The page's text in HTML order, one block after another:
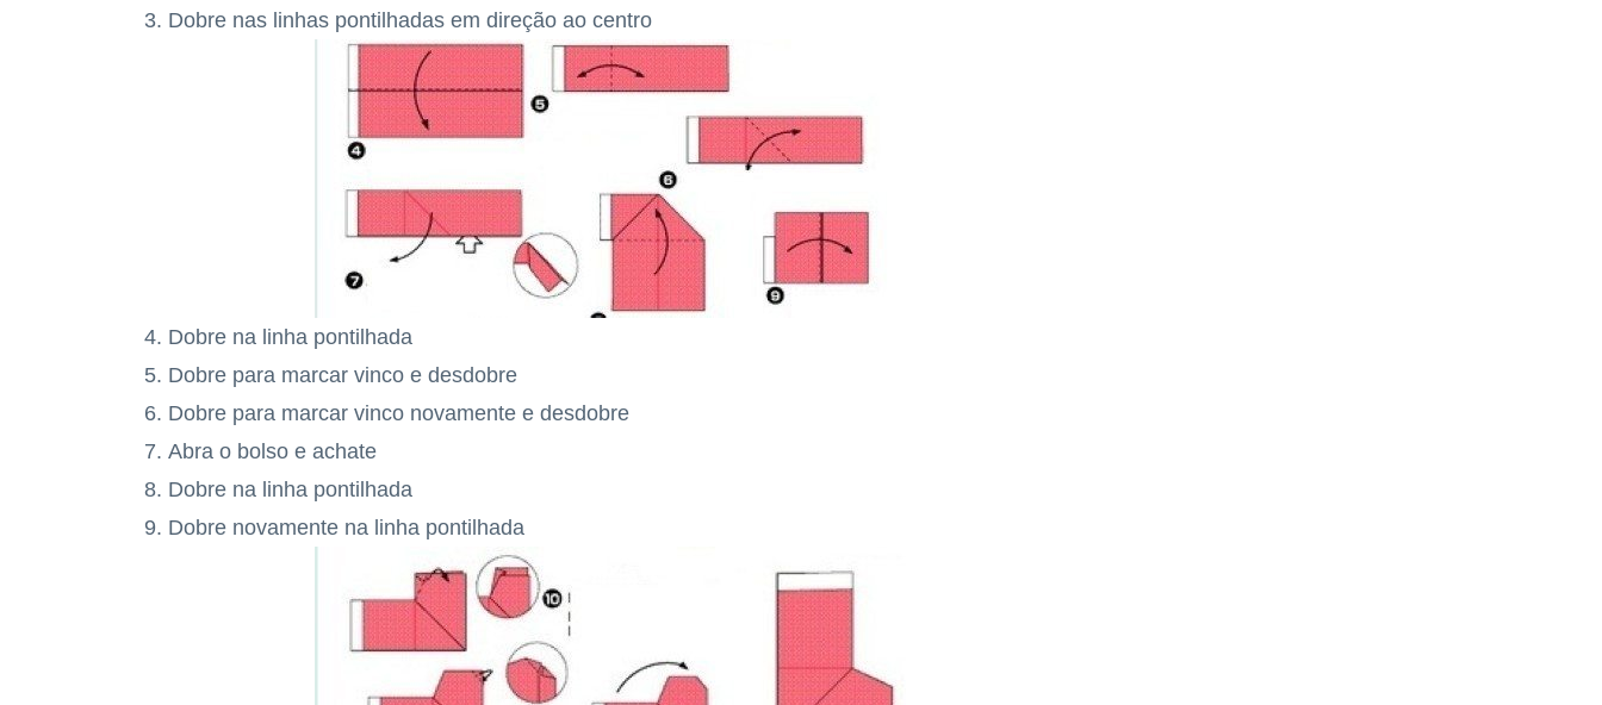
Dobre nas linhas pontilhadas em direção ao centro
Dobre na linha pontilhada
Dobre para marcar vinco e desdobre
Dobre para marcar vinco novamente e desdobre
Abra o bolso e achate
Dobre na linha pontilhada
Dobre novamente na linha pontilhada